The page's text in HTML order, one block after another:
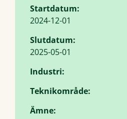
Startdatum:
2024-12-01
Slutdatum:
2025-05-01
Industri:
Teknikområde:
Ämne: